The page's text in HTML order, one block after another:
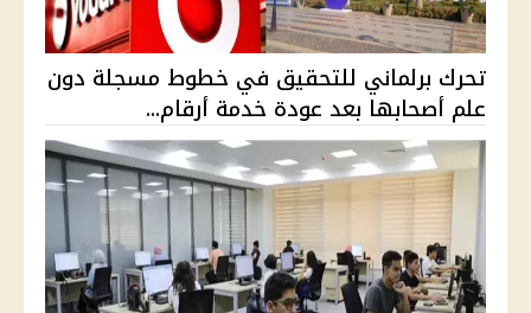
تحرك برلماني للتحقيق في خطوط مسجلة دون
علم أصحابها بعد عودة خدمة أرقام...